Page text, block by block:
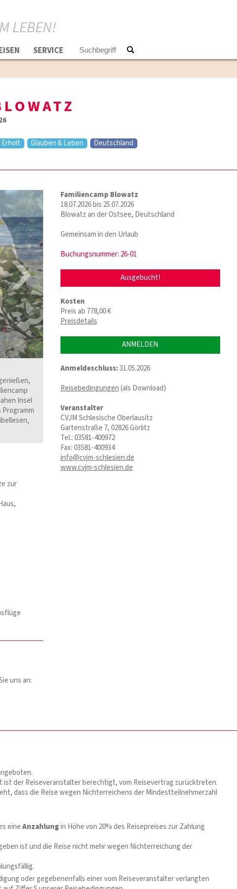
LEBEN!
SERVICE
Glauben & Leben Deutschland
›
Insel
zur
uns an:
Familiencamp Blowatz
18.07.2026 bis 25.07.2026
Blowatz an der Ostsee, Deutschland
Gemeinsam in den Urlaub
Buchungsnummer: 26-01
Ausgebucht!
Kosten
Preis ab 778,00 €
Preisdetails
ANMELDEN
Anmeldeschluss:31.05.2026
Reisebedingungen(als Download)
Veranstalter
CVJM Schlesische Oberlausitz
Gartenstraße 7, 02826 Görlitz
Tel.: 03581-400972
Fax: 03581-400934
info@cvjm-schlesien.de
www.cvjm-schlesien.de
der Reiseveranstalter berechtigt, vom Reisevertrag zurücktreten.
dass die Reise wegen Nichterreichens der Mindestteilnehmerzahl
eineAnzahlungin Höhe von 20% des Reisepreises zur Zahlung
ist und die Reise nicht mehr wegen Nichterreichung der
oder gegebenenfalls einer vom Reiseveranstalter verlangten